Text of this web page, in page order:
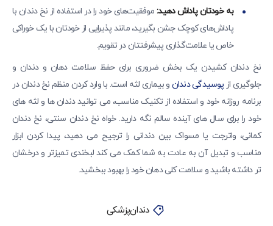
به خودتان پاداش دهید:موفقیت‌های خود را در استفاده از نخ دندان با
پاداش‌های کوچک جشن بگیرید، مانند پذیرایی از خودتان با یک خوراکی
خاص یا علامت‌گذاری پیشرفتتان در تقویم.
نخ دندان کشیدن یک بخش ضروری برای حفظ سلامت دهان و دندان و
جلوگیری از پوسیدگی دندان و بیماری لثه است. با وارد کردن منظم نخ دندان در
برنامه روزانه خود و استفاده از تکنیک مناسب، می توانید دندان ها و لثه های
خود را برای سال های آینده سالم نگه دارید. خواه نخ دندان سنتی، نخ دندان
کمانی، واترجت یا مسواک بین دندانی را ترجیح می دهید، پیدا کردن ابزار
مناسب و تبدیل آن به عادت به شما کمک می کند لبخندی تمیزتر و درخشان
تر داشته باشید و سلامت کلی دهان خود را بهبود ببخشید.
دندان‌پزشکی